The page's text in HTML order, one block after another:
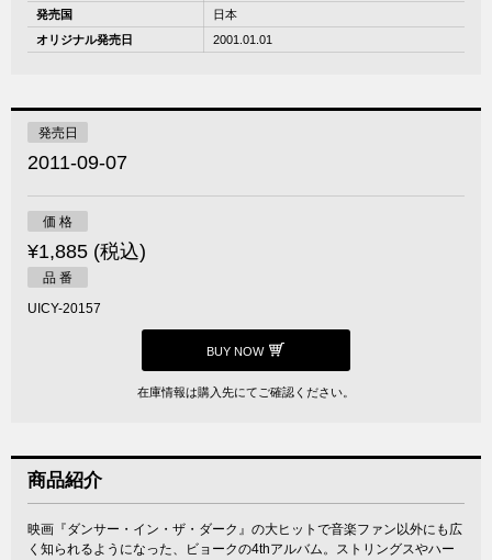
発売国
日本
オリジナル発売日
2001.01.01
発売日
2011-09-07
価 格
¥1,885 (税込)
品 番
UICY-20157
BUY NOW
在庫情報は購入先にてご確認ください。
商品紹介
映画『ダンサー・イン・ザ・ダーク』の大ヒットで音楽ファン以外にも広
く知られるようになった、ビョークの4thアルバム。ストリングスやハー